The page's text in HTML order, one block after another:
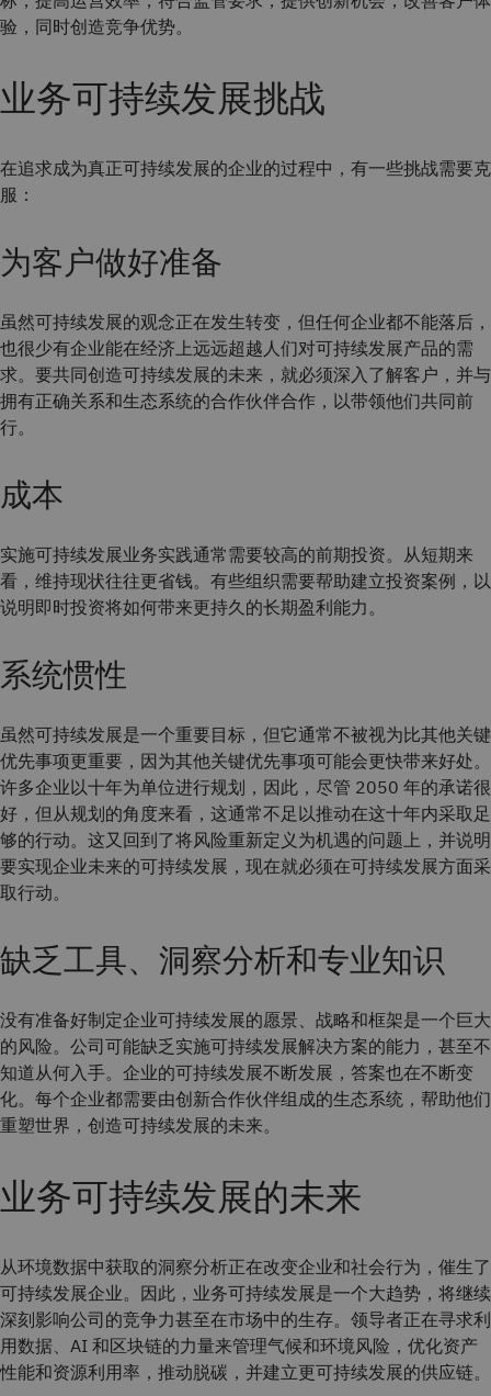
验，同时创造竞争优势。
业务可持续发展挑战
在追求成为真正可持续发展的企业的过程中，有一些挑战需要克
服：
为客户做好准备
虽然可持续发展的观念正在发生转变，但任何企业都不能落后，
也很少有企业能在经济上远远超越人们对可持续发展产品的需
求。要共同创造可持续发展的未来，就必须深入了解客户，并与
拥有正确关系和生态系统的合作伙伴合作，以带领他们共同前
行。
成本
实施可持续发展业务实践通常需要较高的前期投资。从短期来
看，维持现状往往更省钱。有些组织需要帮助建立投资案例，以
说明即时投资将如何带来更持久的长期盈利能力。
系统惯性
虽然可持续发展是一个重要目标，但它通常不被视为比其他关键
优先事项更重要，因为其他关键优先事项可能会更快带来好处。
许多企业以十年为单位进行规划，因此，尽管 2050 年的承诺很
好，但从规划的角度来看，这通常不足以推动在这十年内采取足
够的行动。这又回到了将风险重新定义为机遇的问题上，并说明
要实现企业未来的可持续发展，现在就必须在可持续发展方面采
取行动。
缺乏工具、洞察分析和专业知识
没有准备好制定企业可持续发展的愿景、战略和框架是一个巨大
的风险。公司可能缺乏实施可持续发展解决方案的能力，甚至不
知道从何入手。企业的可持续发展不断发展，答案也在不断变
化。每个企业都需要由创新合作伙伴组成的生态系统，帮助他们
重塑世界，创造可持续发展的未来。
业务可持续发展的未来
从环境数据中获取的洞察分析正在改变企业和社会行为，催生了
可持续发展企业。因此，业务可持续发展是一个大趋势，将继续
深刻影响公司的竞争力甚至在市场中的生存。领导者正在寻求利
用数据、AI 和区块链的力量来管理气候和环境风险，优化资产
性能和资源利用率，推动脱碳，并建立更可持续发展的供应链。